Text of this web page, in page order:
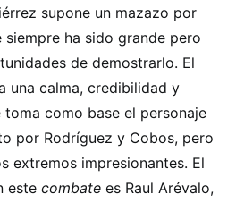
supone un mazazo por
ha sido grande pero
de demostrarlo. El
una calma, credibilidad y
como base el personaje
por Rodríguez y Cobos, pero
extremos impresionantes. El
este combate es Raul Arévalo,